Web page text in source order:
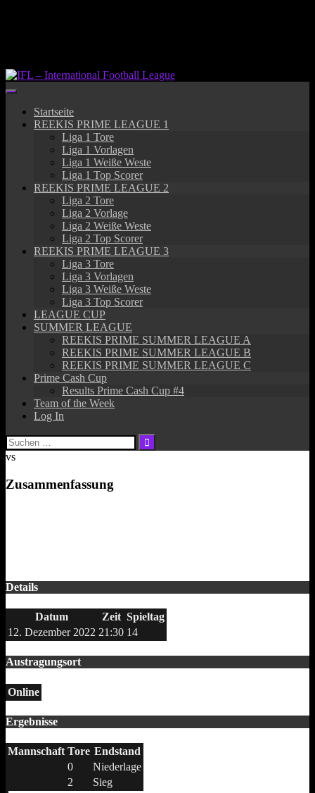
Startseite
REEKIS PRIME LEAGUE 1
Liga 1 Tore
Liga 1 Vorlagen
Liga 1 Weiße Weste
Liga 1 Top Scorer
REEKIS PRIME LEAGUE 2
Liga 2 Tore
Liga 2 Vorlage
Liga 2 Weiße Weste
Liga 2 Top Scorer
REEKIS PRIME LEAGUE 3
Liga 3 Tore
Liga 3 Vorlagen
Liga 3 Weiße Weste
Liga 3 Top Scorer
LEAGUE CUP
SUMMER LEAGUE
REEKIS PRIME SUMMER LEAGUE A
REEKIS PRIME SUMMER LEAGUE B
REEKIS PRIME SUMMER LEAGUE C
Prime Cash Cup
Results Prime Cash Cup #4
Team of the Week
Log In
Suchen
nach:
vs
Zusammenfassung
Details
Datum Zeit Spieltag
12. Dezember 2022 21:30 14
Austragungsort
Online
Ergebnisse
Mannschaft Tore Endstand
0
Niederlage
2
Sieg